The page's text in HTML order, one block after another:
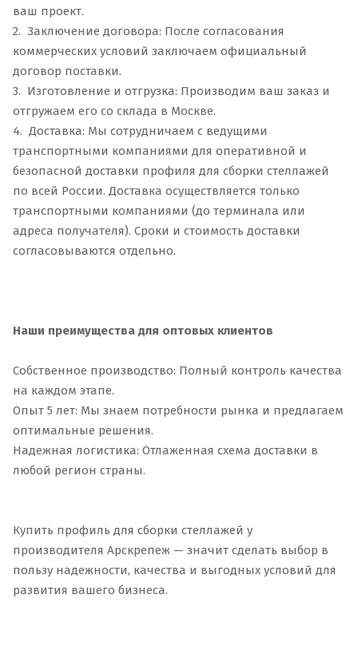
ваш проект.
2. Заключение договора: После согласования
коммерческих условий заключаем официальный
договор поставки.
3. Изготовление и отгрузка: Производим ваш заказ и
отгружаем его со склада в Москве.
4. Доставка: Мы сотрудничаем с ведущими
транспортными компаниями для оперативной и
безопасной доставки профиля для сборки стеллажей
по всей России. Доставка осуществляется только
транспортными компаниями (до терминала или
адреса получателя). Сроки и стоимость доставки
согласовываются отдельно.
Наши преимущества для оптовых клиентов
Собственное производство: Полный контроль качества
на каждом этапе.
Опыт 5 лет: Мы знаем потребности рынка и предлагаем
оптимальные решения.
Надежная логистика: Отлаженная схема доставки в
любой регион страны.
Купить профиль для сборки стеллажей у
производителя Арскрепеж — значит сделать выбор в
пользу надежности, качества и выгодных условий для
развития вашего бизнеса.